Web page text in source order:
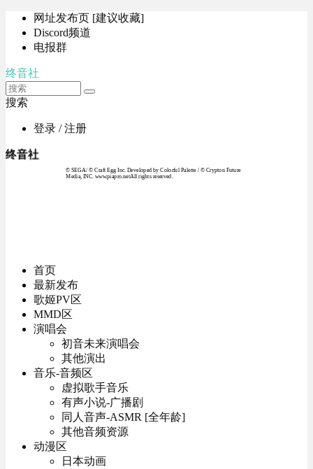
网址发布页 [建议收藏]
Discord频道
电报群
终音社
搜索
登录 / 注册
终音社
© SEGA / © Craft Egg Inc. Developed by Colorful Palette / © Crypton Future
Media, INC. www.piapro.netAll rights reserved.
首页
最新发布
歌姬PV区
MMD区
演唱会
初音未来演唱会
其他演出
音乐-音频区
虚拟歌手音乐
有声小说-广播剧
同人音声-ASMR [全年龄]
其他音频资源
动漫区
日本动画